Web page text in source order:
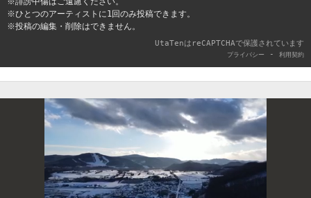
※ひとつのアーティストに1回のみ投稿できます。
※投稿の編集・削除はできません。
UtaTenはreCAPTCHAで保護されています
プライバシー - 利用契約